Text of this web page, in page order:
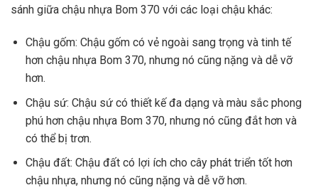
sánh giữa chậu nhựa Bom 370 với các loại chậu khác:
Chậu gốm: Chậu gốm có vẻ ngoài sang trọng và tinh tế
hơn chậu nhựa Bom 370, nhưng nó cũng nặng và dễ vỡ
hơn.
Chậu sứ: Chậu sứ có thiết kế đa dạng và màu sắc phong
phú hơn chậu nhựa Bom 370, nhưng nó cũng đắt hơn và
có thể bị trơn.
Chậu đất: Chậu đất có lợi ích cho cây phát triển tốt hơn
chậu nhựa, nhưng nó cũng nặng và dễ vỡ hơn.